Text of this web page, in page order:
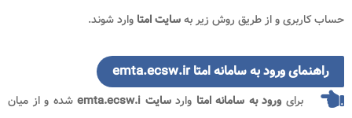
حساب کاربری و از طریق روش زیر بهسایت امتا وارد شوند.
راهنمای ورود به سامانه امتا emta.ecsw.ir
برای ورود به سامانه امتا واردسایت emta.ecsw.i شده و از میان